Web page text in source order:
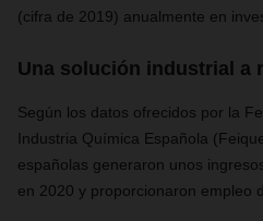
(cifra de 2019) anualmente en
Una solución industrial a
Según los datos ofrecidos por la
Industria Química Española
españolas generaron unos
en 2020 y proporcionaron empleo